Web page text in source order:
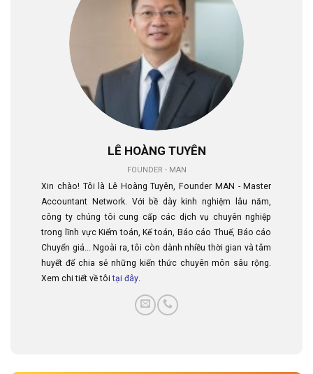
LÊ HOÀNG TUYÊN
FOUNDER - MAN
Xin chào! Tôi là Lê Hoàng Tuyên, Founder MAN - Master
Accountant Network. Với bề dày kinh nghiệm lâu năm,
công ty chúng tôi cung cấp các dịch vụ chuyên nghiệp
trong lĩnh vực Kiểm toán, Kế toán, Báo cáo Thuế, Báo cáo
Chuyển giá... Ngoài ra, tôi còn dành nhiều thời gian và tâm
huyết để chia sẻ những kiến thức chuyên môn sâu rộng.
Xem chi tiết về tôitại đây.